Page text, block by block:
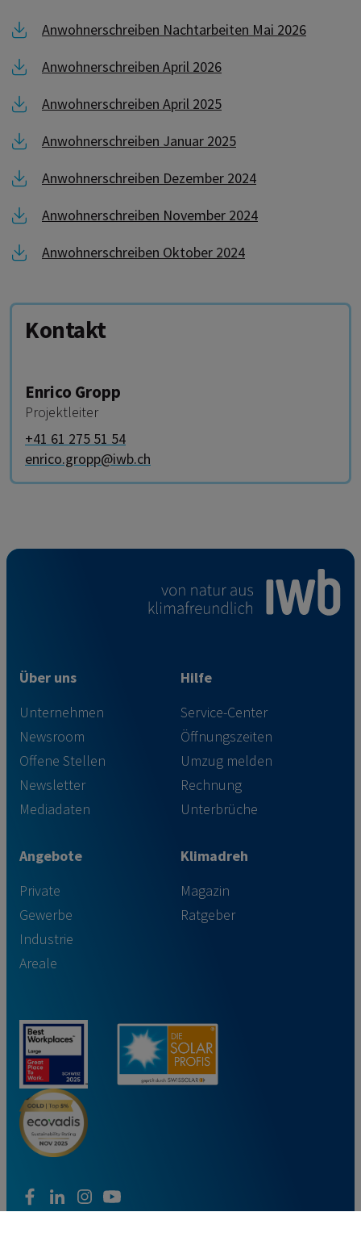
Link zu Anwohnerschreiben Nachtarbeiten Mai 2026
Anwohnerschreiben Nachtarbeiten Mai 2026
Link zu Anwohnerschreiben April 2026
Anwohnerschreiben April 2026
Link zu Anwohnerschreiben April 2025
Anwohnerschreiben April 2025
Link zu Anwohnerschreiben Januar 2025
Anwohnerschreiben Januar 2025
Link zu Anwohnerschreiben Dezember 2024
Anwohnerschreiben Dezember 2024
Link zu Anwohnerschreiben November 2024
Anwohnerschreiben November 2024
Link zu Anwohnerschreiben Oktober 2024
Anwohnerschreiben Oktober 2024
Kontakt
Enrico Gropp
Projektleiter
+41 61 275 51 54
enrico.gropp@iwb.ch
Über uns
Unternehmen
Newsroom
Offene Stellen
Newsletter
Mediadaten
Hilfe
Service-Center
Öffnungszeiten
Umzug melden
Rechnung
Unterbrüche
Angebote
Private
Gewerbe
Industrie
Areale
Klimadreh
Magazin
Ratgeber
facebook
linkedininstagram
youtube